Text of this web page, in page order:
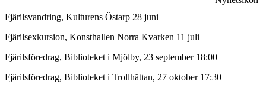
Fjärilsvandring, Kulturens Östarp 28 juni
Fjärilsexkursion, Konsthallen Norra Kvarken 11 juli
Fjärilsföredrag, Biblioteket i Mjölby, 23 september 18:00
Fjärilsföredrag, Biblioteket i Trollhättan, 27 oktober 17:30